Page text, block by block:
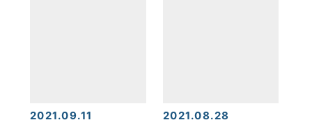
2021.09.11 2021.08.28